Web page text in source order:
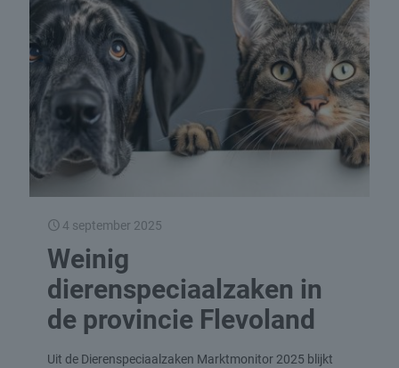
4 september 2025
Weinig
dierenspeciaalzaken in
de provincie Flevoland
Uit de Dierenspeciaalzaken Marktmonitor 2025 blijkt